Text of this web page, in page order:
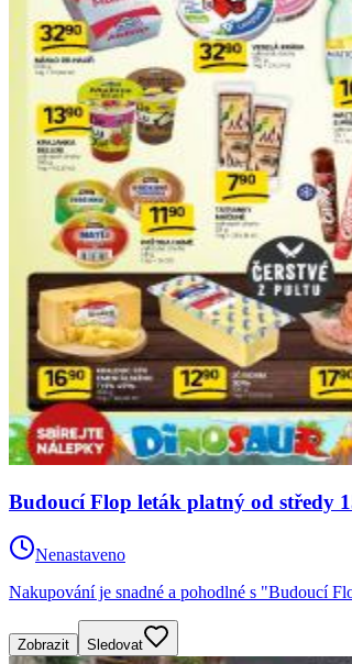
Budoucí Flop leták platný od středy
Nenastaveno
Nakupování je snadné a pohodlné s "Budoucí
Zobrazit Sledovat